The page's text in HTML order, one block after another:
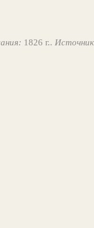
1826 г..